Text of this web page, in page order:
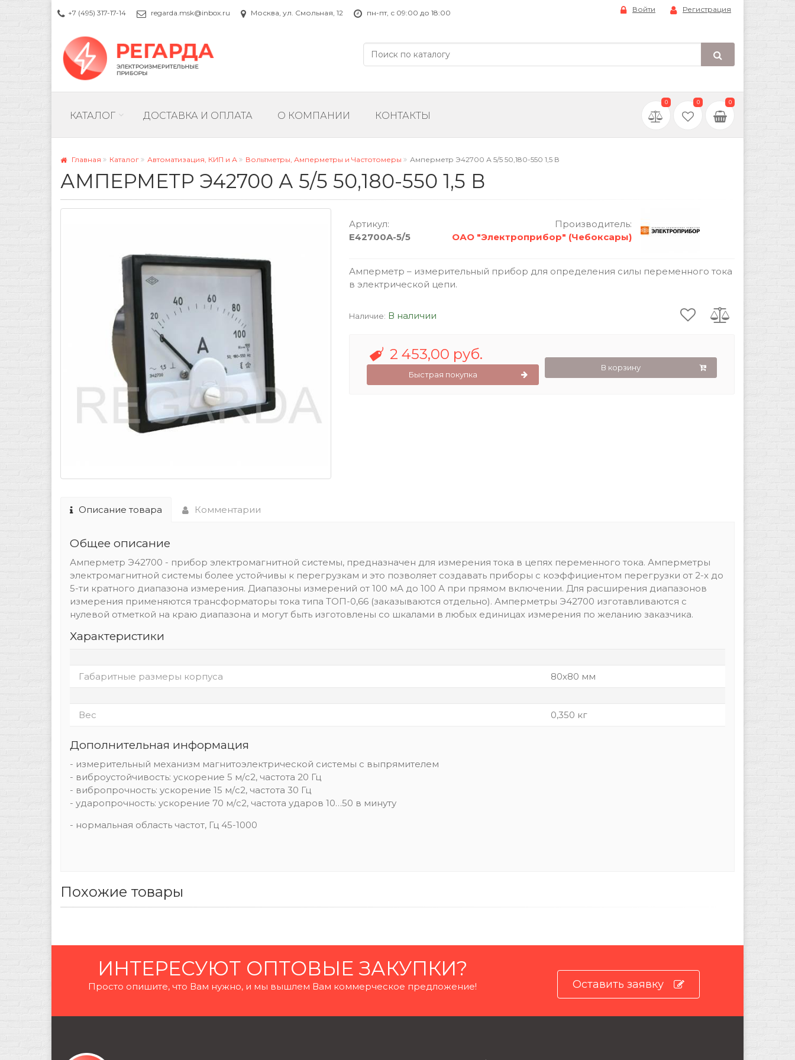
+7 (495) 317-17-14 regarda.msk@inbox.ru Москва, ул. Смольная, 12 пн-пт, с 09:00 до 18:00 Войти Регистрация
КАТАЛОГ ДОСТАВКА И ОПЛАТА О КОМПАНИИ КОНТАКТЫ
0 0 0
Главная Каталог Автоматизация, КИП и А Вольтметры, Амперметры и Частотомеры Амперметр Э42700 А 5/5 50,180-550 1,5 В
АМПЕРМЕТР Э42700 А 5/5 50,180-550 1,5 В
Артикул:
E42700A-5/5
Производитель:
ОАО "Электроприбор" (Чебоксары)
Амперметр – измерительный прибор для определения силы переменного тока
в электрической цепи.
Наличие: В наличии
2 453,00 руб.
Быстрая покупка
В корзину
Описание товара Комментарии
Общее описание
Амперметр Э42700 - прибор электромагнитной системы, предназначен для измерения тока в цепях переменного тока. Амперметры
электромагнитной системы более устойчивы к перегрузкам и это позволяет создавать приборы с коэффициентом перегрузки от 2-х до
5-ти кратного диапазона измерения. Диапазоны измерений от 100 мА до 100 А при прямом включении. Для расширения диапазонов
измерения применяются трансформаторы тока типа ТОП-0,66 (заказываются отдельно). Амперметры Э42700 изготавливаются с
нулевой отметкой на краю диапазона и могут быть изготовлены со шкалами в любых единицах измерения по желанию заказчика.
Характеристики
Габаритные размеры корпуса 80х80 мм
Вес 0,350 кг
Дополнительная информация
- измерительный механизм магнитоэлектрической системы с выпрямителем
- виброустойчивость: ускорение 5 м/с2, частота 20 Гц
- вибропрочность: ускорение 15 м/с2, частота 30 Гц
- ударопрочность: ускорение 70 м/с2, частота ударов 10…50 в минуту
- нормальная область частот, Гц 45-1000
Похожие товары
ИНТЕРЕСУЮТ ОПТОВЫЕ ЗАКУПКИ?
Просто опишите, что Вам нужно, и мы вышлем Вам коммерческое предложение! Оставить заявку